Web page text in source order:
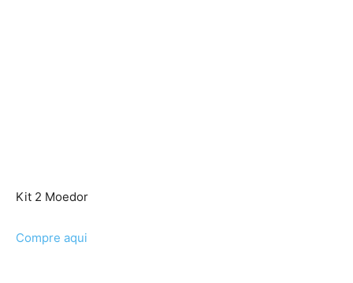
Kit 2 Moedor
Compre aqui